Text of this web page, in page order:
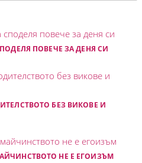
ПОВЕЧЕ ЗА ДЕНЯ СИ
БЕЗ ВИКОВЕ И
НЕ Е ЕГОИЗЪМ